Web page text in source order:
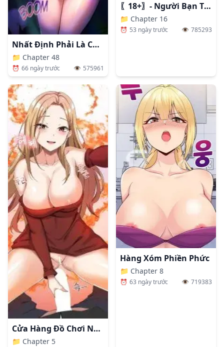
Nhất Định Phải Là Chị Ấy
📁 Chapter 48
⏰ 66 ngày trước 👁️ 575961
〖18+〗- Người Bạn Thanh Mai Trúc Mã Tính Theo Giá Thị Trường
📁 Chapter 16
⏰ 53 ngày trước 👁️ 785293
Cửa Hàng Đồ Chơi Người Lớn Ở Thế Giới Lạ
📁 Chapter 5
Hàng Xóm Phiền Phức
📁 Chapter 8
⏰ 63 ngày trước 👁️ 719383